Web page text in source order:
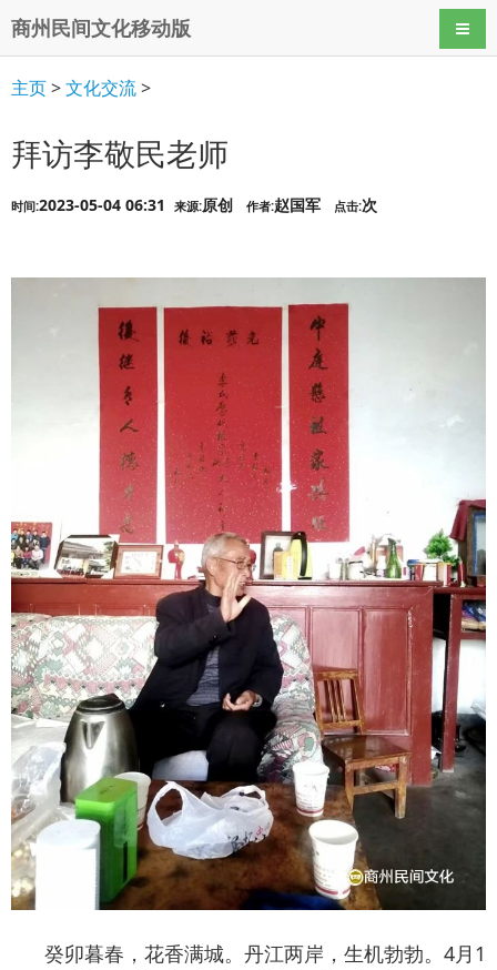
商州民间文化移动版 导航
主页>文化交流>
拜访李敬民老师
时间:2023-05-04 06:31 来源:原创 作者:赵国军 点击:次
癸卯暮春，花香满城。丹江两岸，生机勃勃。4月1